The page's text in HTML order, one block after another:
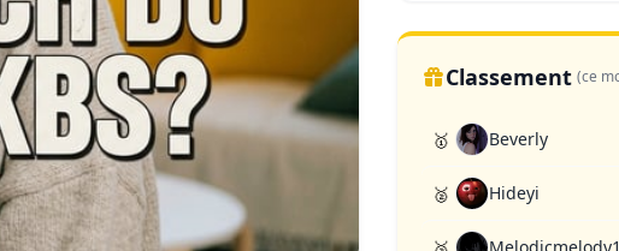
Classement (ce
🥇 Beverly
🥈 Hideyi